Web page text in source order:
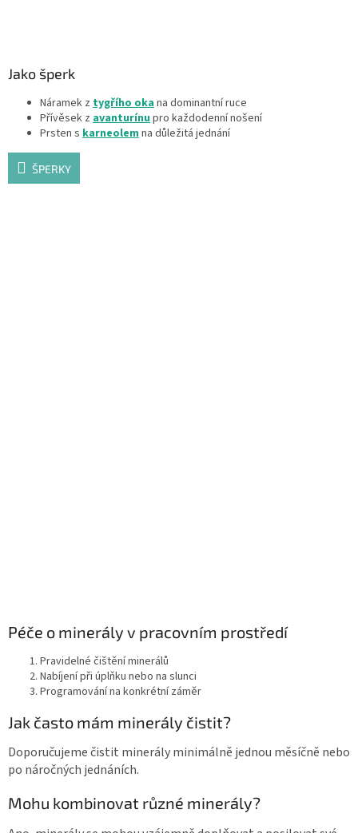
Jako šperk
Náramek z tygřího okana dominantní ruce
Přívěsek z avanturínupro každodenní nošení
Prsten s karneolemna důležitá jednání
ŠPERKY
Péče o minerály v pracovním prostředí
Pravidelné čištění minerálů
Nabíjení při úplňku nebo na slunci
Programování na konkrétní záměr
Jak často mám minerály čistit?
Doporučujeme čistit minerály minimálně jednou měsíčně nebo
po náročných jednáních.
Mohu kombinovat různé minerály?